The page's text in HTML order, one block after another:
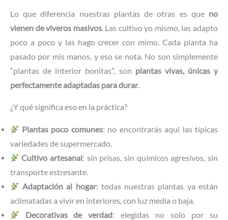
Lo que diferencia nuestras plantas de otras es que no
vienen de viveros masivos. Las cultivo yo mismo, las adapto
poco a poco y las hago crecer con mimo. Cada planta ha
pasado por mis manos, y eso se nota. No son simplemente
“plantas de interior bonitas”, son plantas vivas, únicas y
perfectamente adaptadas para durar.
¿Y qué significa eso en la práctica?
Plantas poco comunes: no encontrarás aquí las típicas
variedades de supermercado.
Cultivo artesanal: sin prisas, sin químicos agresivos, sin
transporte estresante.
Adaptación al hogar: todas nuestras plantas ya están
aclimatadas a vivir en interiores, con luz media o baja.
Decorativas de verdad: elegidas no solo por su